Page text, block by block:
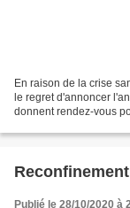
En raison de la crise
le regret d'annoncer
donnent rendez-vous
Publié le 28/10/2020 à